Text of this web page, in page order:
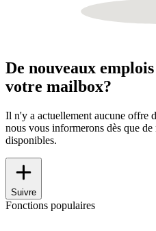
De nouveaux
votre mailbox?
Il n'y a actuellement aucune offre
nous vous informerons dès que
disponibles.
Suivre
Fonctions populaires